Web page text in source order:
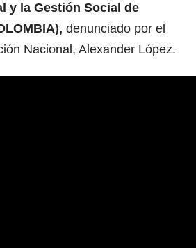
y la Gestión Social de
denunciado por el
Nacional, Alexander López.